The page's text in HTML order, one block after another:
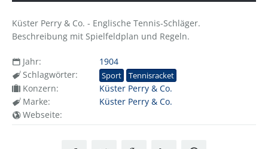
Küster Perry & Co. - Englische Tennis-Schläger.
Beschreibung mit Spielfeldplan und Regeln.
Jahr:
1904
Schlagwörter:
Sport Tennisracket
Konzern:
Küster Perry & Co.
Marke:
Küster Perry & Co.
Webseite: